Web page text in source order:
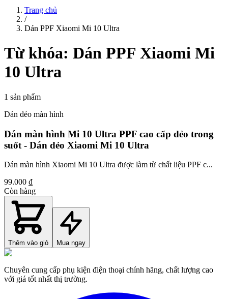
Trang chủ
/
Dán PPF Xiaomi Mi 10 Ultra
Từ khóa: Dán PPF Xiaomi Mi
10 Ultra
1 sản phẩm
Dán dẻo màn hình
Dán màn hình Mi 10 Ultra PPF cao cấp dẻo trong
suốt - Dán dẻo Xiaomi Mi 10 Ultra
Dán màn hình Xiaomi Mi 10 Ultra được làm từ chất liệu PPF c...
99.000 ₫
Còn hàng
Thêm vào giỏ Mua ngay
Chuyên cung cấp phụ kiện điện thoại chính hãng, chất lượng cao
với giá tốt nhất thị trường.